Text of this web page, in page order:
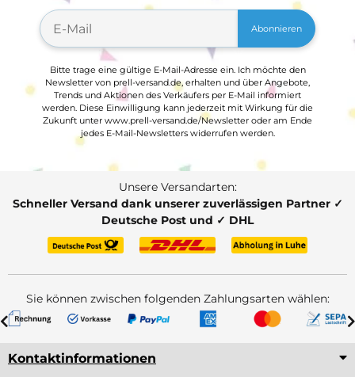
Abonnieren
Bitte trage eine gültige E-Mail-Adresse ein. Ich möchte den
Newsletter von prell-versand.de, erhalten und über Angebote,
Trends und Aktionen des Verkäufers per E-Mail informiert
werden. Diese Einwilligung kann jederzeit mit Wirkung für die
Zukunft unter www.prell-versand.de/Newsletter oder am Ende
jedes E-Mail-Newsletters widerrufen werden.
Unsere Versandarten:
Schneller Versand dank unserer zuverlässigen Partner ✓
Deutsche Post und ✓ DHL
Sie können zwischen folgenden Zahlungsarten wählen:
Kontaktinformationen